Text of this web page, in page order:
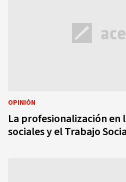
OPINIÓN
La profesionalización en
sociales y el Trabajo